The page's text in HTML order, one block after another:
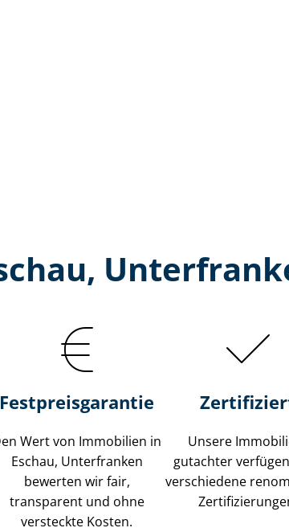
Festpreis​garantie
Wert von Immobilien in
Eschau, Unterfranken
bewerten wir fair,
transparent und ohne
versteckte Kosten.
Unsere
gutachter
verschiedene